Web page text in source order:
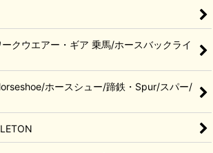
クウエアー・ギア 乗馬/ホースバックライ
ホースシュー/蹄鉄・Spur/スパー/